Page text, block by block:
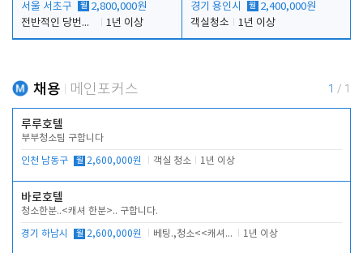
서울 서초구 월 2,800,000원
전반적인 당번업무
1년 이상
경기 용인시 월 2,400,000원
객실청소
1년 이상
채용 메인포커스 1 / 1
루루호텔
부부청소팀 구합니다
인천 남동구 월 2,600,000원 객실 청소 1년 이상
바로호텔
청소한분..<캐셔 한분>.. 구합니다.
경기 하남시 월 2,600,000원 베팅.,청소<<캐셔 모셔봅니다. 1년 이상